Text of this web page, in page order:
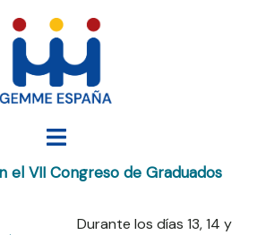
Alternar
el VII Congreso de Graduados
Durante los días 13, 14 y